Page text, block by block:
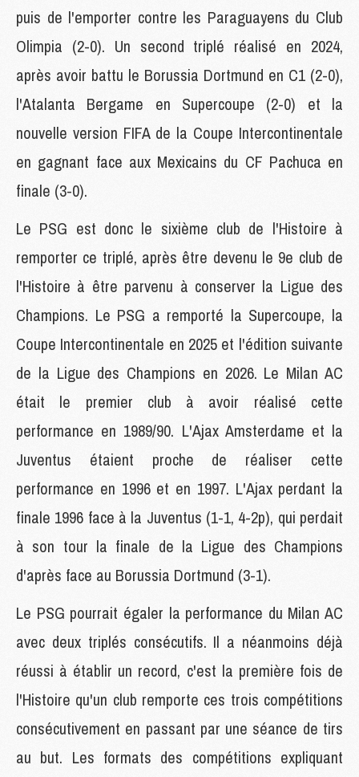
puis de l'emporter contre les Paraguayens du Club
Olimpia (2-0). Un second triplé réalisé en 2024,
après avoir battu le Borussia Dortmund en C1 (2-0),
l'Atalanta Bergame en Supercoupe (2-0) et la
nouvelle version FIFA de la Coupe Intercontinentale
en gagnant face aux Mexicains du CF Pachuca en
finale (3-0).
Le PSG est donc le sixième club de l'Histoire à
remporter ce triplé, après être devenu le 9e club de
l'Histoire à être parvenu à conserver la Ligue des
Champions. Le PSG a remporté la Supercoupe, la
Coupe Intercontinentale en 2025 et l'édition suivante
de la Ligue des Champions en 2026. Le Milan AC
était le premier club à avoir réalisé cette
performance en 1989/90. L'Ajax Amsterdame et la
Juventus étaient proche de réaliser cette
performance en 1996 et en 1997. L'Ajax perdant la
finale 1996 face à la Juventus (1-1, 4-2p), qui perdait
à son tour la finale de la Ligue des Champions
d'après face au Borussia Dortmund (3-1).
Le PSG pourrait égaler la performance du Milan AC
avec deux triplés consécutifs. Il a néanmoins déjà
réussi à établir un record, c'est la première fois de
l'Histoire qu'un club remporte ces trois compétitions
consécutivement en passant par une séance de tirs
au but. Les formats des compétitions expliquant